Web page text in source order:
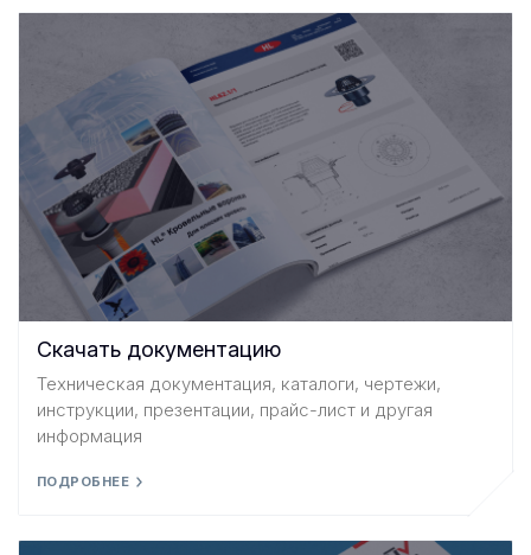
Скачать документацию
Техническая документация, каталоги, чертежи,
инструкции, презентации, прайс-лист и другая
информация
ПОДРОБНЕЕ